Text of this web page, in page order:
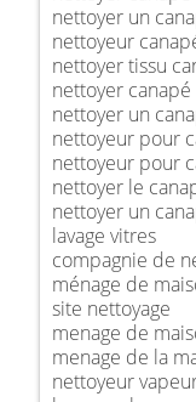
nettoyer un
nettoyeur
nettoyer tissu
nettoyer canapé
nettoyer un
nettoyeur pour
nettoyeur pour
nettoyer le
nettoyer un
lavage vitres
compagnie de
ménage de
site nettoyage
menage de
menage de la
nettoyeur